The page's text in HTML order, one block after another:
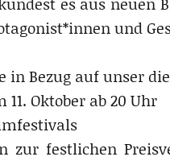
und
Bezug auf unser
Oktober ab 20 Uhr
zur festlichen